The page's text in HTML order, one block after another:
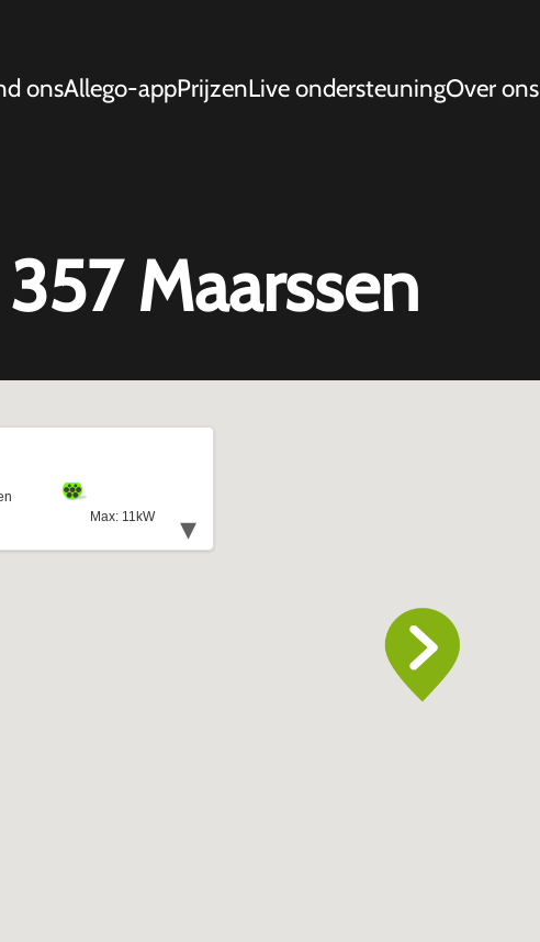
onsAllego-appPrijzenLive ondersteuningOver ons
Maarssen